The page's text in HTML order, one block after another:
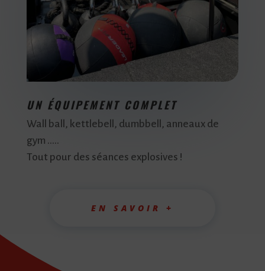
UN ÉQUIPEMENT COMPLET
Wall ball, kettlebell, dumbbell, anneaux de
gym …..
Tout pour des séances explosives !
EN SAVOIR +